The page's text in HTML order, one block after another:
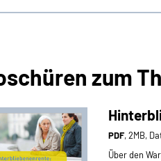
zum
PDF, 2MB,
Über den